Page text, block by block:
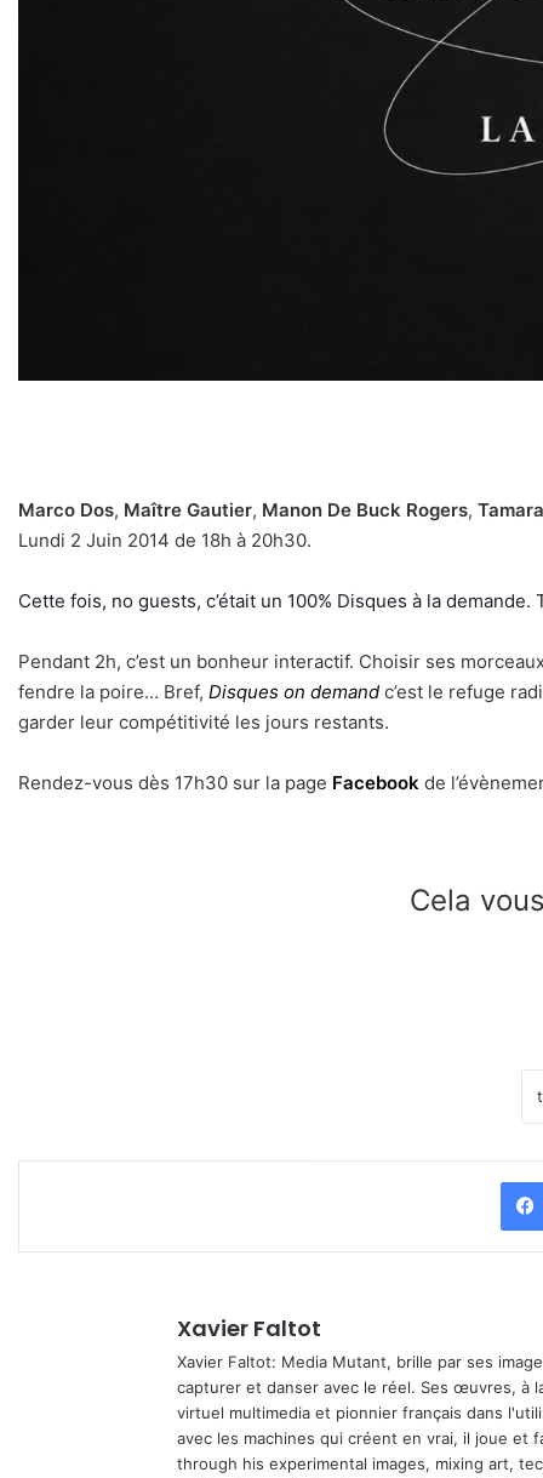
Marco Dos, Maître Gautier, Manon De Buck Rogers,
Lundi 2 Juin 2014 de 18h à 20h30.
Cette fois, no guests, c’était un 100% Disques à la demande.
Pendant 2h, c’est un bonheur interactif. Choisir ses
fendre la poire… Bref, Disques on demand c’est le refuge
garder leur compétitivité les jours restants.
Rendez-vous dès 17h30 sur la page Facebook de
Cela
Xavier Faltot
Xavier Faltot: Media Mutant, brille par ses
capturer et danser avec le réel. Ses œuvres, à
virtuel multimedia et pionnier français dans
avec les machines qui créent en vrai, il joue et
through his experimental images, mixing art,